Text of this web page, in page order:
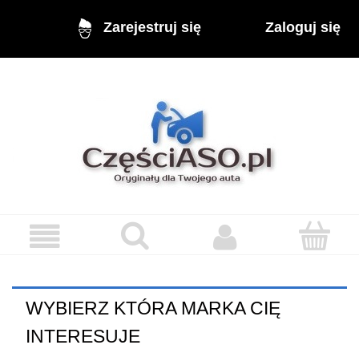
Zarejestruj się Zaloguj się
WYBIERZ KTÓRA MARKA CIĘ
INTERESUJE